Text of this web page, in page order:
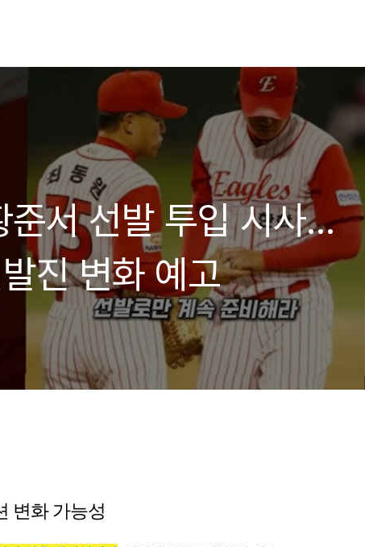
준서 선발 투입 시사…
진 변화 예고
변화 가능성